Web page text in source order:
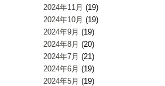
2024年11月 (19)
2024年10月 (19)
2024年9月 (19)
2024年8月 (20)
2024年7月 (21)
2024年6月 (19)
2024年5月 (19)